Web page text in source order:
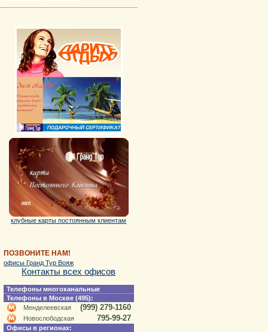
клубные карты постоянным клиентам
ПОЗВОНИТЕ НАМ!
офисы Гранд Тур Вояж
Контакты всех офисов
Телефоны многоканальные
Телефоны в Москве (495):
Менделеевская
(999) 279-1160
Новослободская 795-99-27
Офисы в регионах: